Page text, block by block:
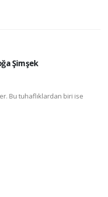
Şimşek
Bu tuhaflıklardan biri ise